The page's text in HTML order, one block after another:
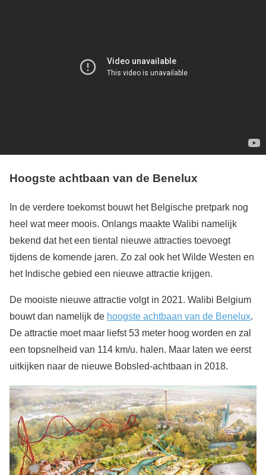
Hoogste achtbaan van de Benelux
In de verdere toekomst bouwt het Belgische pretpark nog
heel wat meer moois. Onlangs maakte Walibi namelijk
bekend dat het een tiental nieuwe attracties toevoegt
tijdens de komende jaren. Zo zal ook het Wilde Westen en
het Indische gebied een nieuwe attractie krijgen.
De mooiste nieuwe attractie volgt in 2021. Walibi Belgium
bouwt dan namelijk de hoogste achtbaan van de Benelux.
De attractie moet maar liefst 53 meter hoog worden en zal
een topsnelheid van 114 km/u. halen. Maar laten we eerst
uitkijken naar de nieuwe Bobsled-achtbaan in 2018.